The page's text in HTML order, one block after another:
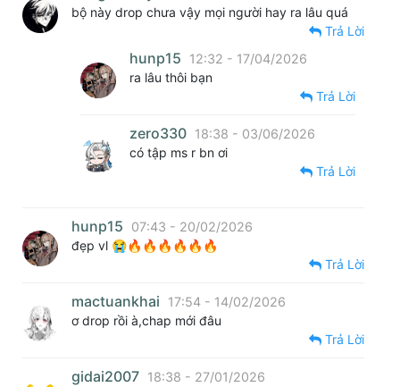
bộ này drop chưa vậy mọi người hay ra lâu quá
Trả Lời
hunp15
12:32 - 17/04/2026
ra lâu thôi bạn
Trả Lời
zero330 18:38 - 03/06/2026
có tập ms r bn ơi
Trả Lời
hunp15
07:43 - 20/02/2026
đẹp vl 😭🔥🔥🔥🔥🔥🔥
Trả Lời
mactuankhai
17:54 - 14/02/2026
ơ drop rồi à,chap mới đâu
Trả Lời
gidai2007 18:38 - 27/01/2026